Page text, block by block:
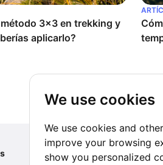
We use cookies
We use cookies and
improve your browsing
show you personalized
método 3x3 en trekking y
aplicarlo?